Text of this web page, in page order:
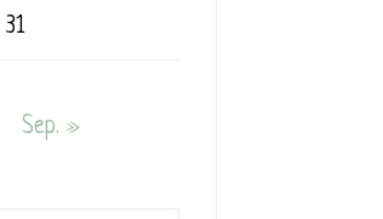
31
Sep. »